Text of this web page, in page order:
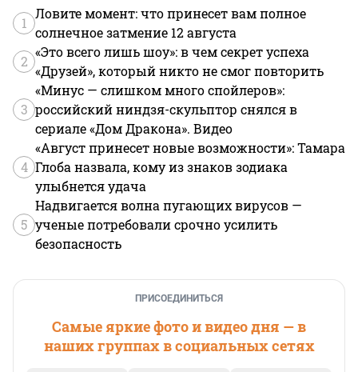
1
Ловите момент: что принесет вам полное
солнечное затмение 12 августа
2
«Это всего лишь шоу»: в чем секрет успеха
«Друзей», который никто не смог повторить
3
«Минус — слишком много спойлеров»:
российский ниндзя-скульптор снялся в
сериале «Дом Дракона». Видео
4
«Август принесет новые возможности»: Тамара
Глоба назвала, кому из знаков зодиака
улыбнется удача
5
Надвигается волна пугающих вирусов —
ученые потребовали срочно усилить
безопасность
ПРИСОЕДИНИТЬСЯ
Самые яркие фото и видео дня — в
наших группах в социальных сетях